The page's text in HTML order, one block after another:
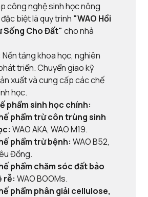
công nghệ sinh học nông
biệt là quy trình "WAO Hồi
Sống Cho Đất" cho nhà
Nền tảng khoa học, nghiên
triển. Chuyển giao kỹ
xuất và cung cấp các chế
học.
phẩm sinh học chính:
phẩm trừ côn trùng sinh
WAO AKA, WAO M19.
phẩm trừ bệnh: WAO B52,
Đồng.
phẩm chăm sóc đất bảo
rễ: WAO BOOMs.
phẩm phân giải cellulose,